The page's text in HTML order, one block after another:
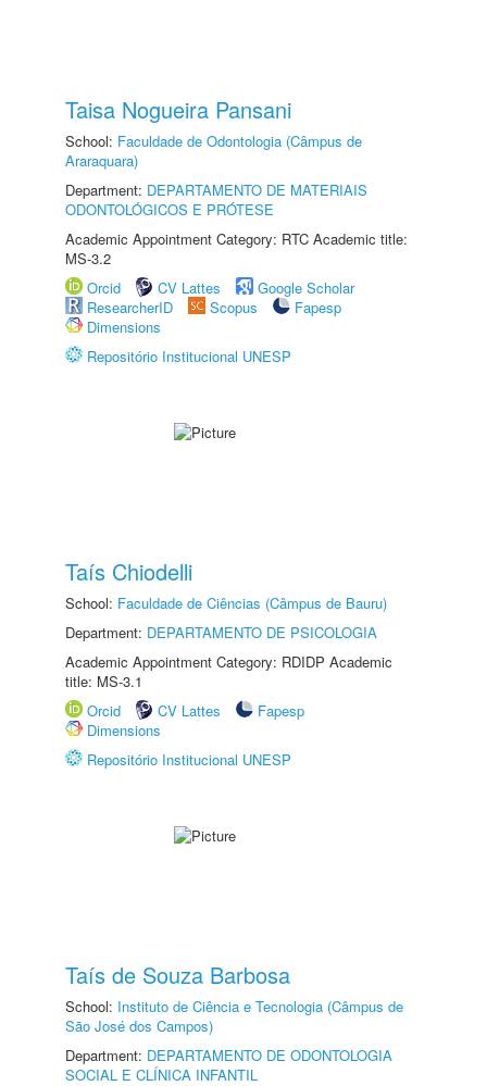
Taisa Nogueira Pansani
School: Faculdade de Odontologia (Câmpus de
Araraquara)
Department: DEPARTAMENTO DE MATERIAIS
ODONTOLÓGICOS E PRÓTESE
Academic Appointment Category: RTC Academic title:
MS-3.2
Orcid
CV Lattes
Google Scholar
ResearcherID
Scopus
Fapesp
Dimensions
Repositório Institucional UNESP
Taís Chiodelli
School: Faculdade de Ciências (Câmpus de Bauru)
Department: DEPARTAMENTO DE PSICOLOGIA
Academic Appointment Category: RDIDP Academic
title: MS-3.1
Orcid
CV Lattes
Fapesp
Dimensions
Repositório Institucional UNESP
Taís de Souza Barbosa
School: Instituto de Ciência e Tecnologia (Câmpus de
São José dos Campos)
Department: DEPARTAMENTO DE ODONTOLOGIA
SOCIAL E CLÍNICA INFANTIL